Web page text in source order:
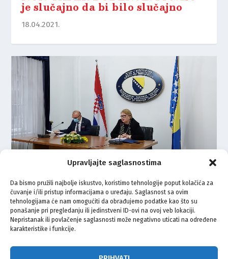
Upravljajte saglasnostima
Da bismo pružili najbolje iskustvo, koristimo tehnologije poput kolačića za
čuvanje i/ili pristup informacijama o uređaju. Saglasnost sa ovim
tehnologijama će nam omogućiti da obrađujemo podatke kao što su
ponašanje pri pregledanju ili jedinstveni ID-ovi na ovoj veb lokaciji.
Nepristanak ili povlačenje saglasnosti može negativno uticati na određene
karakteristike i funkcije.
je slučajno da bi bilo slučajno
18.04.2021.
Grlić Radman: Hrvatska je
prijatelj BiH, protivi se svakvom
prekrajanju granica